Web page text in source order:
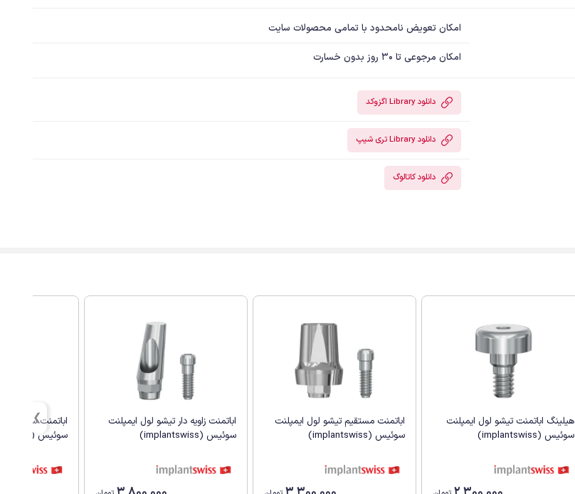
امکان تعویض نامحدود با تمامی محصولات سایت
امکان مرجوعی تا 30 روز بدون خسارت
دانلود Library اگزوکد
دانلود Library تری شیپ
دانلود کاتالوگ
هیلینگ اباتمنت تیشو لول ایمپلنت
سوئیس (implantswiss)
اباتمنت مستقیم تیشو لول ایمپلنت
سوئیس (implantswiss)
اباتمنت زاویه دار تیشو لول ایمپلنت
سوئیس (implantswiss)
اباتمنت سینکتا
سوئیس (implantswiss)